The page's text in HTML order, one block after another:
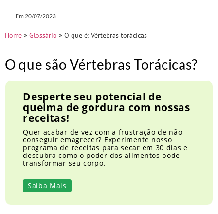
Em 20/07/2023
Home » Glossário » O que é: Vértebras torácicas
O que são Vértebras Torácicas?
Desperte seu potencial de
queima de gordura com nossas
receitas!
Quer acabar de vez com a frustração de não
conseguir emagrecer? Experimente nosso
programa de receitas para secar em 30 dias e
descubra como o poder dos alimentos pode
transformar seu corpo.
Saiba Mais